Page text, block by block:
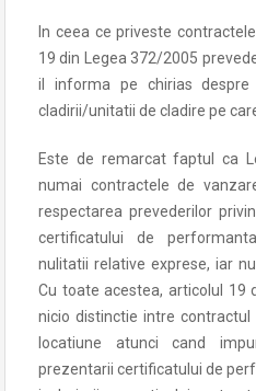
In ceea ce priveste
19 din Legea 372/2005
il informa pe chirias
cladirii/unitatii de cladire pe
Este de remarcat faptul ca
numai contractele de
respectarea prevederilor
certificatului de
nulitatii relative exprese, iar
Cu toate acestea, articolul 19
nicio distinctie intre
locatiune atunci cand
prezentarii certificatului de